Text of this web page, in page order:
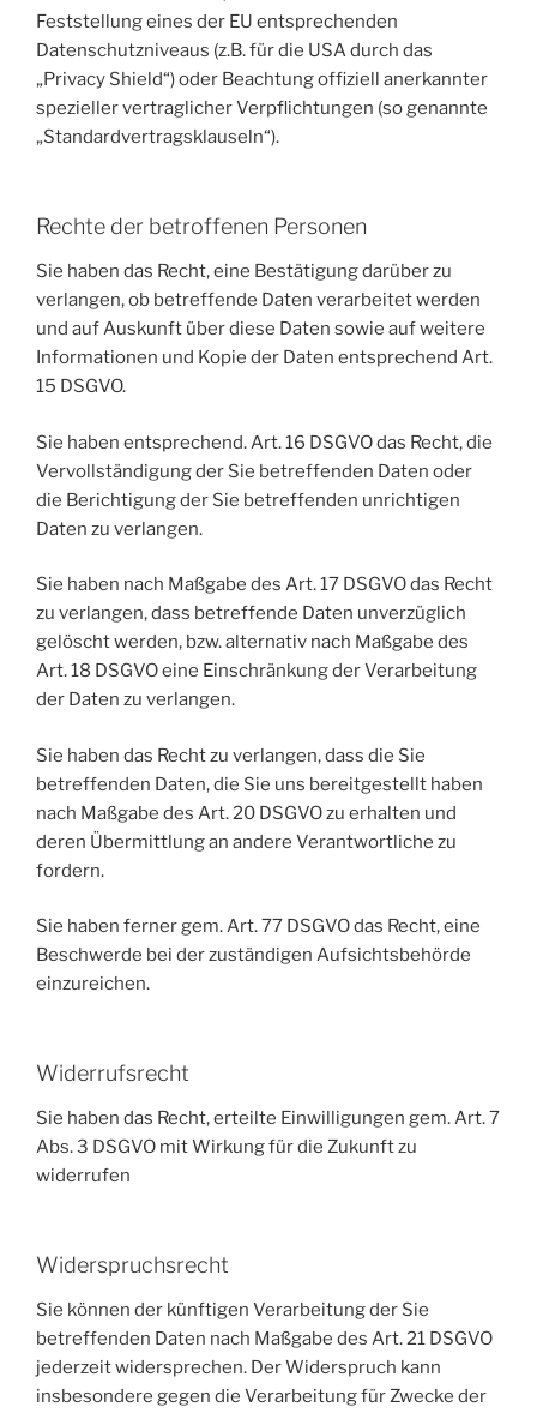
Feststellung eines der EU entsprechenden
Datenschutzniveaus (z.B. für die USA durch das
„Privacy Shield“) oder Beachtung offiziell anerkannter
spezieller vertraglicher Verpflichtungen (so genannte
„Standardvertragsklauseln“).
Rechte der betroffenen Personen
Sie haben das Recht, eine Bestätigung darüber zu
verlangen, ob betreffende Daten verarbeitet werden
und auf Auskunft über diese Daten sowie auf weitere
Informationen und Kopie der Daten entsprechend Art.
15 DSGVO.
Sie haben entsprechend. Art. 16 DSGVO das Recht, die
Vervollständigung der Sie betreffenden Daten oder
die Berichtigung der Sie betreffenden unrichtigen
Daten zu verlangen.
Sie haben nach Maßgabe des Art. 17 DSGVO das Recht
zu verlangen, dass betreffende Daten unverzüglich
gelöscht werden, bzw. alternativ nach Maßgabe des
Art. 18 DSGVO eine Einschränkung der Verarbeitung
der Daten zu verlangen.
Sie haben das Recht zu verlangen, dass die Sie
betreffenden Daten, die Sie uns bereitgestellt haben
nach Maßgabe des Art. 20 DSGVO zu erhalten und
deren Übermittlung an andere Verantwortliche zu
fordern.
Sie haben ferner gem. Art. 77 DSGVO das Recht, eine
Beschwerde bei der zuständigen Aufsichtsbehörde
einzureichen.
Widerrufsrecht
Sie haben das Recht, erteilte Einwilligungen gem. Art. 7
Abs. 3 DSGVO mit Wirkung für die Zukunft zu
widerrufen
Widerspruchsrecht
Sie können der künftigen Verarbeitung der Sie
betreffenden Daten nach Maßgabe des Art. 21 DSGVO
jederzeit widersprechen. Der Widerspruch kann
insbesondere gegen die Verarbeitung für Zwecke der